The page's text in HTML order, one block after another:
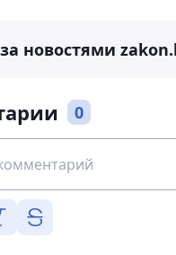
новостями
0